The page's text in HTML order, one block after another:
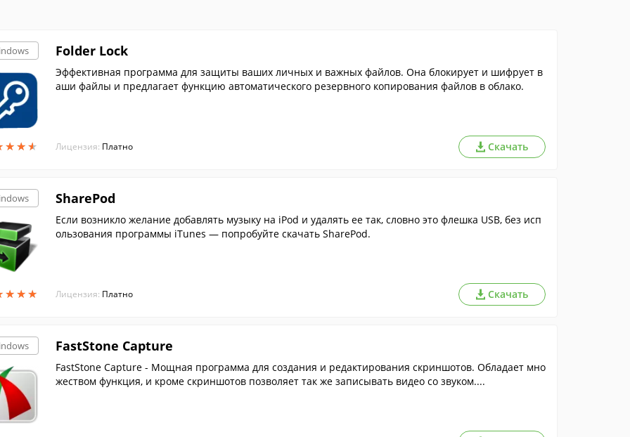
★★★
★★★
Folder Lock
Эффективная программа для защиты ваших личных и важных файлов. Она блокирует и шифрует в
аши файлы и предлагает функцию автоматического резервного копирования файлов в облако.
Лицензия: Платно Скачать
★★★
★★★
SharePod
Если возникло желание добавлять музыку на iPod и удалять ее так, словно это флешка USB, без исп
ользования программы iTunes — попробуйте скачать SharePod.
Лицензия: Платно Скачать
FastStone Capture
FastStone Capture - Мощная программа для создания и редактирования скриншотов. Обладает мно
жеством функция, и кроме скриншотов позволяет так же записывать видео со звуком....